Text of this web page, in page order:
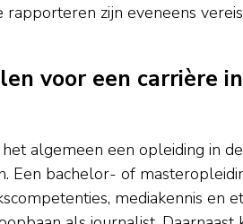
zijn eveneens
voor een carrière
algemeen een opleiding in
Een bachelor- of
mediakennis en